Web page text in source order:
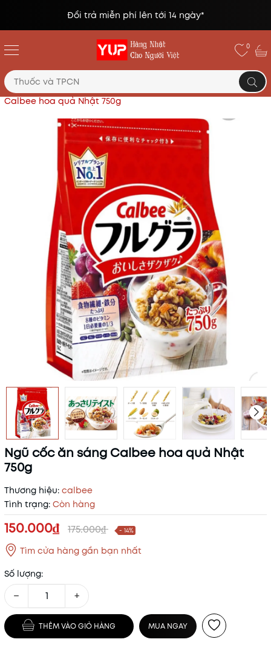
Đổi trả miễn phí lên tới 14 ngày*
0
Trang chủ Đồ uống, rượu, bánh kẹo.
Ngũ cốc ăn sáng
Calbee hoa quả Nhật 750g
Ngũ cốc ăn sáng Calbee hoa quả Nhật
750g
Thương hiệu: calbee
Tình trạng: Còn hàng
150.000₫ 175.000₫ - 14%
Tìm cửa hàng gần bạn nhất
Số lượng:
− +
THÊM VÀO GIỎ HÀNG MUA NGAY